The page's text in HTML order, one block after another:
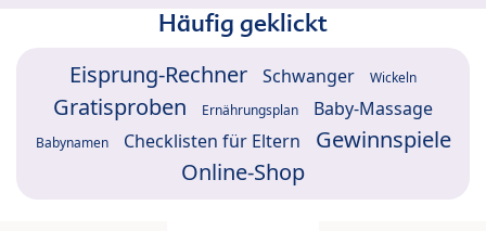
Häufig geklickt
Eisprung-Rechner Schwanger Wickeln
Gratisproben Ernährungsplan Baby-Massage
Babynamen Checklisten für Eltern
Gewinnspiele
Online-Shop